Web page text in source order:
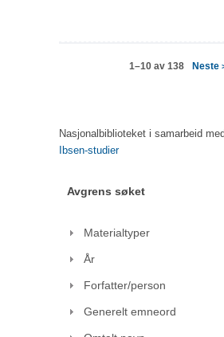
1–10 av 138 Neste
Nasjonalbiblioteket i samarbeid med
Ibsen-studier
Avgrens søket
Materialtyper
År
Forfatter/person
Generelt emneord